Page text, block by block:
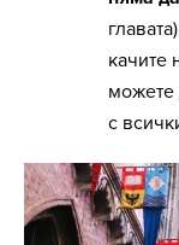
качите
можете
с